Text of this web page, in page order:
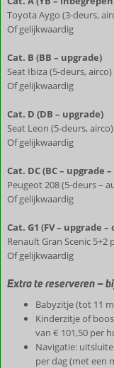
Toyota Aygo (3-deurs,
Of gelijkwaardig
Cat. B (BB – upgrade)
Seat Ibiza (5-deurs, airco)
Of gelijkwaardig
Cat. D (DB – upgrade)
Seat Leon (5-deurs, airco)
Of gelijkwaardig
Cat. DC (BC – upgrade
Peugeot 208 (5-deurs –
Of gelijkwaardig
Cat. G1 (FV – upgrade
Renault Gran Scenic
Of gelijkwaardig
Extra te reserveren –
Babyzitje (tot 11
Kinderzitje of
van € 101,50 per
Navigatie:
per dag (met een